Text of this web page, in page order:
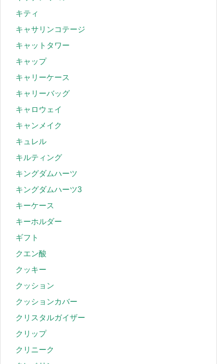
キティ
キャサリンコテージ
キャットタワー
キャップ
キャリーケース
キャリーバッグ
キャロウェイ
キャンメイク
キュレル
キルティング
キングダムハーツ
キングダムハーツ3
キーケース
キーホルダー
ギフト
クエン酸
クッキー
クッション
クッションカバー
クリスタルガイザー
クリップ
クリニーク